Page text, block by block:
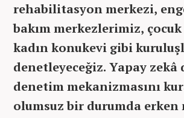
rehabilitasyon merkezi,
bakım merkezlerimiz,
kadın konukevi gibi
denetleyeceğiz. Yapay zekâ
denetim mekanizmasını
olumsuz bir durumda erken